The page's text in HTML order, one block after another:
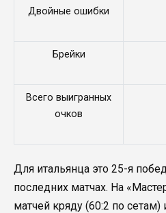
Двойные ошибки
Брейки
Всего выигранных
очков
Для итальянца это 25-я
последних матчах. На
матчей кряду (60:2 по сетам)